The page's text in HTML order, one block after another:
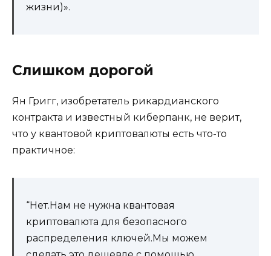
жизни)».
Слишком дорогой
Ян Григг, изобретатель рикардианского
контракта и известный киберпанк, не верит,
что у квантовой криптовалюты есть что-то
практичное:
“Нет.Нам не нужна квантовая
криптовалюта для безопасного
распределения ключей.Мы можем